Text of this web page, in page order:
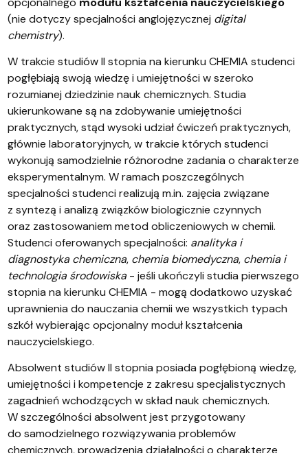
(nie dotyczy specjalności anglojęzycznej digital
chemistry).
W trakcie studiów II stopnia na kierunku CHEMIA studenci
pogłębiają swoją wiedzę i umiejętności w szeroko
rozumianej dziedzinie nauk chemicznych. Studia
ukierunkowane są na zdobywanie umiejętności
praktycznych, stąd wysoki udział ćwiczeń praktycznych,
głównie laboratoryjnych, w trakcie których studenci
wykonują samodzielnie różnorodne zadania o charakterze
eksperymentalnym. W ramach poszczególnych
specjalności studenci realizują m.in. zajęcia związane
z syntezą i analizą związków biologicznie czynnych
oraz zastosowaniem metod obliczeniowych w chemii.
Studenci oferowanych specjalności: analityka i
diagnostyka chemiczna, chemia biomedyczna, chemia i
technologia środowiska- jeśli ukończyli studia pierwszego
stopnia na kierunku CHEMIA - mogą dodatkowo uzyskać
uprawnienia do nauczania chemii we wszystkich typach
szkół wybierając opcjonalny moduł kształcenia
nauczycielskiego.
Absolwent studiów II stopnia posiada pogłębioną wiedzę,
umiejętności i kompetencje z zakresu specjalistycznych
zagadnień wchodzących w skład nauk chemicznych.
W szczególności absolwent jest przygotowany
do samodzielnego rozwiązywania problemów
chemicznych, prowadzenia działalności o charakterze